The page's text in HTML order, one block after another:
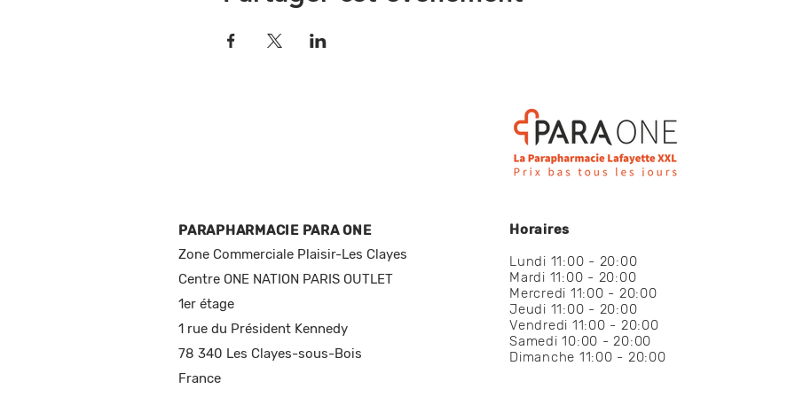
PARAPHARMACIE PARA ONE
Zone Commerciale Plaisir-Les Clayes
Centre ONE NATION PARIS OUTLET
1er étage
1 rue du Président Kennedy
78 340 Les Clayes-sous-Bois
France
Horaires
Lundi 11:00 - 20:00
Mardi 11:00 - 20:00
Mercredi 11:00 - 20:00
Jeudi 11:00 - 20:00
Vendredi 11:00 - 20:00
Samedi 10:00 - 20:00
Dimanche 11:00 - 20:00